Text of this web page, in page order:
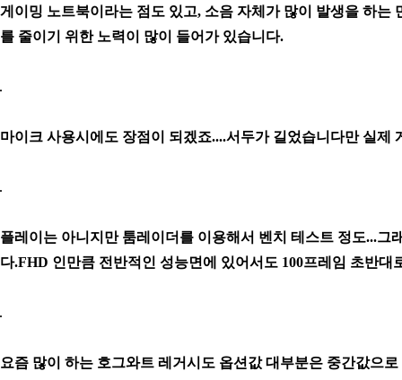
게이밍 노트북이라는 점도 있고, 소음 자체가 많이 발생을 하는
를 줄이기 위한 노력이 많이 들어가 있습니다.
마이크 사용시에도 장점이 되겠죠....서두가 길었습니다만 실제
플레이는 아니지만 툼레이더를 이용해서 벤치 테스트 정도...그
다.FHD 인만큼 전반적인 성능면에 있어서도 100프레임 초반대
요즘 많이 하는 호그와트 레거시도 옵션값 대부분은 중간값으